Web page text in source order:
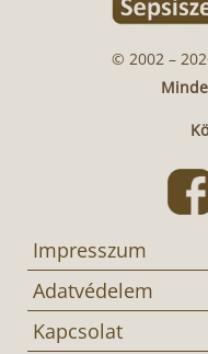
© 2002 –
Impresszum
Adatvédelem
Kapcsolat